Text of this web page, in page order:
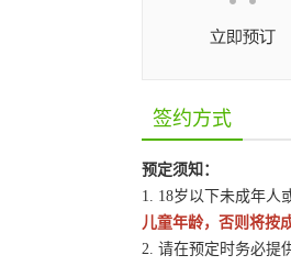
签约方式
预定须知：
1. 18岁以下未成年人
儿童年龄，否则将按
2. 请在预定时务必提